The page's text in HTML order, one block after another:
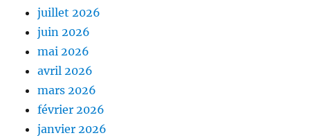
juillet 2026
juin 2026
mai 2026
avril 2026
mars 2026
février 2026
janvier 2026